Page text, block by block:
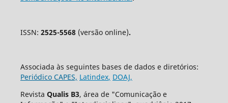
ISSN: 2525-5568(versão online).
Associada às seguintes bases de dados e diretórios:
Periódico CAPES, Latindex, DOAJ,
Revista Qualis B3, área de "Comunicação e